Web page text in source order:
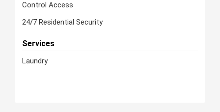
Control Access
24/7 Residential Security
Services
Laundry